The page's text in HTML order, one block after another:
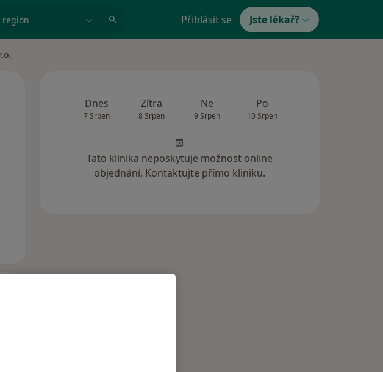
region Přihlásit se Jste lékař?
Dnes
7 Srpen
Zítra
8 Srpen
Ne
9 Srpen
Po
10 Srpen
Tato klinika neposkytuje možnost online
objednání. Kontaktujte přímo kliniku.